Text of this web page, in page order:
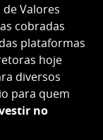
de Valores
cobradas
plataformas
hoje
diversos
para quem
no